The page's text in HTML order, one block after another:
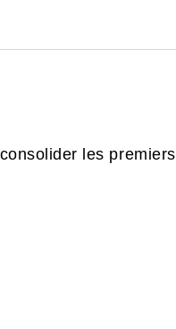
les premiers